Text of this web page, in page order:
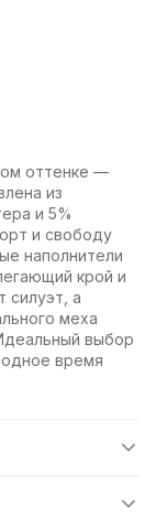
оттенке —
из
и 5%
и свободу
наполнители
крой и
силуэт, а
меха
выбор
время